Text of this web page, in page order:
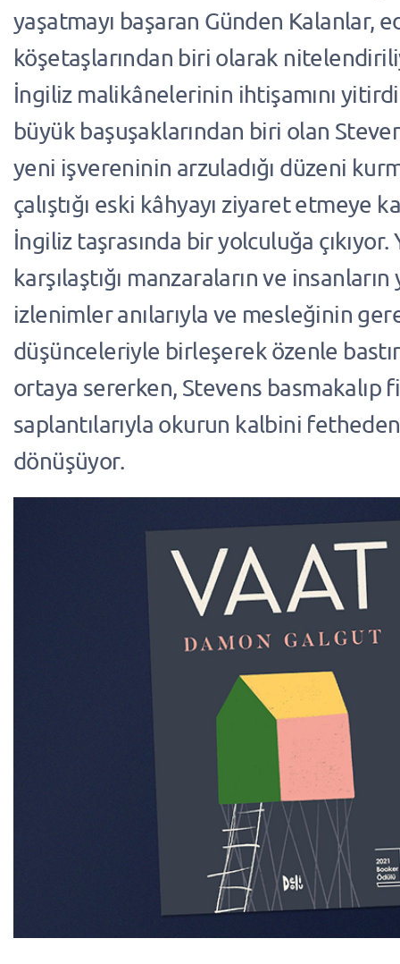
yaşatmayı başaran Günden Kalanlar,
köşetaşlarından biri olarak
İngiliz malikânelerinin ihtişamını
büyük başuşaklarından biri olan
yeni işvereninin arzuladığı düzeni
çalıştığı eski kâhyayı ziyaret etmeye
İngiliz taşrasında bir yolculuğa çıkıyor.
karşılaştığı manzaraların ve insanların
izlenimler anılarıyla ve mesleğinin
düşünceleriyle birleşerek özenle
ortaya sererken, Stevens basmakalıp
saplantılarıyla okurun kalbini
dönüşüyor.